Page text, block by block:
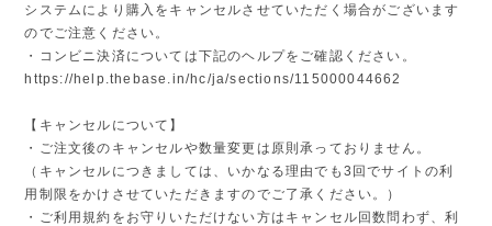
システムにより購入をキャンセルさせていただく場合がございます
のでご注意ください。
・コンビニ決済については下記のヘルプをご確認ください。
https://help.thebase.in/hc/ja/sections/115000044662
【キャンセルについて】
・ご注文後のキャンセルや数量変更は原則承っておりません。
（キャンセルにつきましては、いかなる理由でも3回でサイトの利
用制限をかけさせていただきますのでご了承ください。）
・ご利用規約をお守りいただけない方はキャンセル回数問わず、利